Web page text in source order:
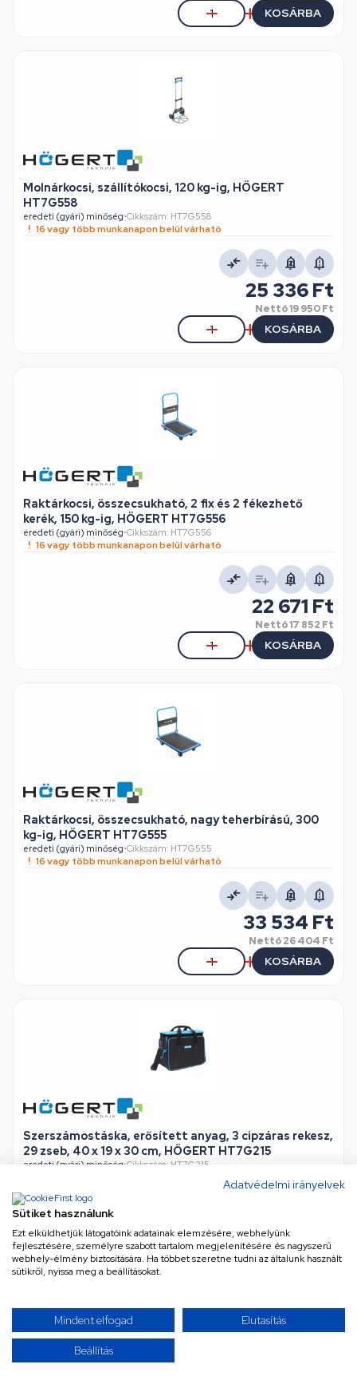
Adatvédelmi irányelvek
Sütiket használunk
Ezt elküldhetjük látogatóink adatainak elemzésére, webhelyünk
fejlesztésére, személyre szabott tartalom megjelenítésére és nagyszerű
webhely-élmény biztosítására. Ha többet szeretne tudni az általunk használt
sütikről, nyissa meg a beállításokat.
Mindent elfogad Elutasítás
Beállítás
KOSÁRBA
Molnárkocsi, szállítókocsi, 120 kg-ig, HÖGERT
HT7G558
eredeti (gyári) minőség•Cikkszám: HT7G558
16 vagy több munkanapon belül várható
25 336 Ft
Nettó19 950 Ft
KOSÁRBA
Raktárkocsi, összecsukható, 2 fix és 2 fékezhető
kerék, 150 kg-ig, HÖGERT HT7G556
eredeti (gyári) minőség•Cikkszám: HT7G556
16 vagy több munkanapon belül várható
22 671 Ft
Nettó17 852 Ft
KOSÁRBA
Raktárkocsi, összecsukható, nagy teherbírású, 300
kg-ig, HÖGERT HT7G555
eredeti (gyári) minőség•Cikkszám: HT7G555
16 vagy több munkanapon belül várható
33 534 Ft
Nettó26 404 Ft
KOSÁRBA
Szerszámostáska, erősített anyag, 3 cipzáras rekesz,
29 zseb, 40 x 19 x 30 cm, HÖGERT HT7G215
eredeti (gyári) minőség•Cikkszám: HT7G215
15 166 Ft
Nettó11 941 Ft